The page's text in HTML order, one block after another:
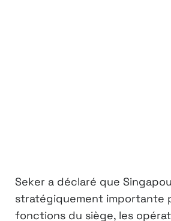
Seker a déclaré que
stratégiquement importante
fonctions du siège, les